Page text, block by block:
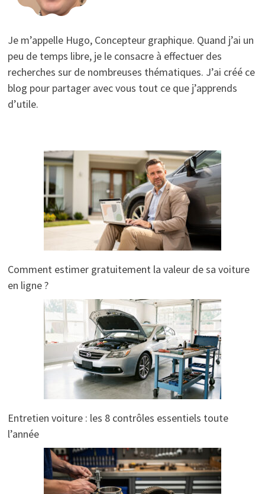
Je m’appelle Hugo, Concepteur graphique. Quand j’ai un
peu de temps libre, je le consacre à effectuer des
recherches sur de nombreuses thématiques. J’ai créé ce
blog pour partager avec vous tout ce que j’apprends
d’utile.
Comment estimer gratuitement la valeur de sa voiture
en ligne ?
Entretien voiture : les 8 contrôles essentiels toute
l’année